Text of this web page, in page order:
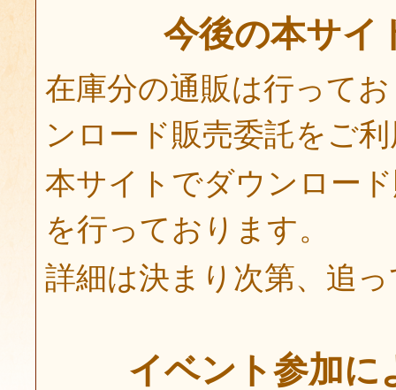
今後の本サイ
在庫分の通販は行って
ンロード販売委託をご
本サイトでダウンロー
を行っております。
詳細は決まり次第、追
イベント参加に